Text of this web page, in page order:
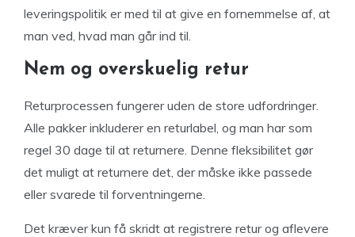
leveringspolitik er med til at give en fornemmelse af, at
man ved, hvad man går ind til.
Nem og overskuelig retur
Returprocessen fungerer uden de store udfordringer.
Alle pakker inkluderer en returlabel, og man har som
regel 30 dage til at returnere. Denne fleksibilitet gør
det muligt at returnere det, der måske ikke passede
eller svarede til forventningerne.
Det kræver kun få skridt at registrere retur og aflevere